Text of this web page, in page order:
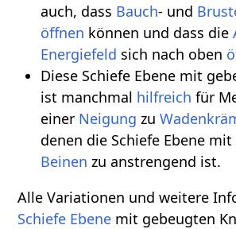
auch, dass Bauch- und
öffnen können und dass die
Energiefeld sich nach oben
Diese Schiefe Ebene mit
ist manchmal hilfreich für
einer Neigung zu
denen die Schiefe Ebene
Beinen zu anstrengend ist.
Alle Variationen und weitere
Schiefe Ebene mit gebeugten